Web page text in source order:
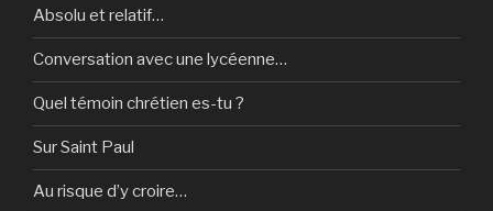
Absolu et relatif…
Conversation avec une lycéenne…
Quel témoin chrétien es-tu ?
Sur Saint Paul
Au risque d’y croire…